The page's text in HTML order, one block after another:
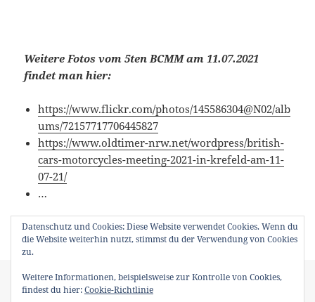
Weitere Fotos vom 5ten BCMM am 11.07.2021
findet man hier:
https://www.flickr.com/photos/145586304@N02/alb
ums/72157717706445827
https://www.oldtimer-nrw.net/wordpress/british-
cars-motorcycles-meeting-2021-in-krefeld-am-11-
07-21/
…
Veröffentlicht
am
15. Juli 2021 Kategorien
BCMM Schlagwörter
2021,Coupe,Eclat,Falcon,JBA
Motors,JC Midge,Lotus,Lotus Excel
Datenschutz und Cookies: Diese Website verwendet Cookies. Wenn du
die Website weiterhin nutzt, stimmst du der Verwendung von Cookies
zu.
Weitere Informationen, beispielsweise zur Kontrolle von Cookies,
findest du hier:Cookie-Richtlinie